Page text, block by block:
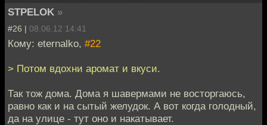
STPELOK »
#26 | 08.06.12 14:41
Кому: eternalko, #22
> Потом вдохни аромат и вкуси.
Так тож дома. Дома я шавермами не восторгаюсь,
равно как и на сытый желудок. А вот когда голодный,
да на улице - тут оно и накатывает.